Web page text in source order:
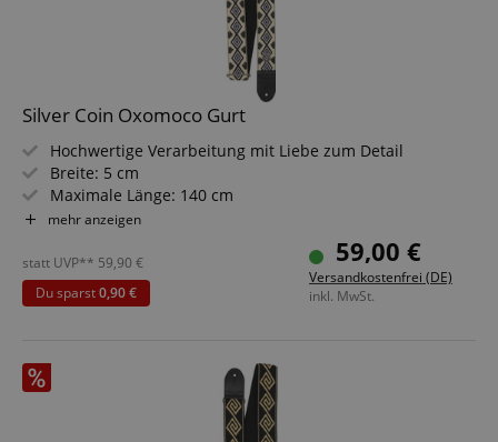
Silver Coin Oxomoco Gurt
Hochwertige Verarbeitung mit Liebe zum Detail
Breite: 5 cm
Maximale Länge: 140 cm
Materialien: 100 % Baumwolle, Leder
Farben: Auffälliges Muster in Blau/Beige
mehr anzeigen
59,00 €
Versandkostenfrei (DE)
inkl. MwSt.
statt UVP** 59,90 €
Du sparst0,90 €